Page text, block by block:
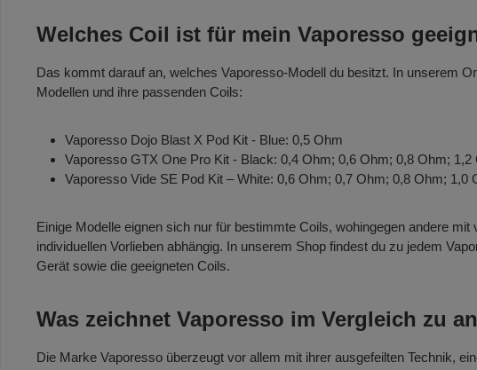
Welches Coil ist für mein Vaporesso
Das kommt darauf an, welches Vaporesso-Modell du besitzt. In unserem
Modellen und ihre passenden Coils:
Vaporesso Dojo Blast X Pod Kit - Blue: 0,5 Ohm
Vaporesso GTX One Pro Kit - Black: 0,4 Ohm; 0,6 Ohm; 0,8 Ohm; 1,2
Vaporesso Vide SE Pod Kit – White: 0,6 Ohm; 0,7 Ohm; 0,8 Ohm; 1,0
Einige Modelle eignen sich nur für bestimmte Coils, wohingegen andere
individuellen Vorlieben abhängig. In unserem Shop findest du zu jedem
Gerät sowie die geeigneten Coils.
Was zeichnet Vaporesso im Vergleich zu
Die Marke Vaporesso überzeugt vor allem mit ihrer ausgefeilten Technik,